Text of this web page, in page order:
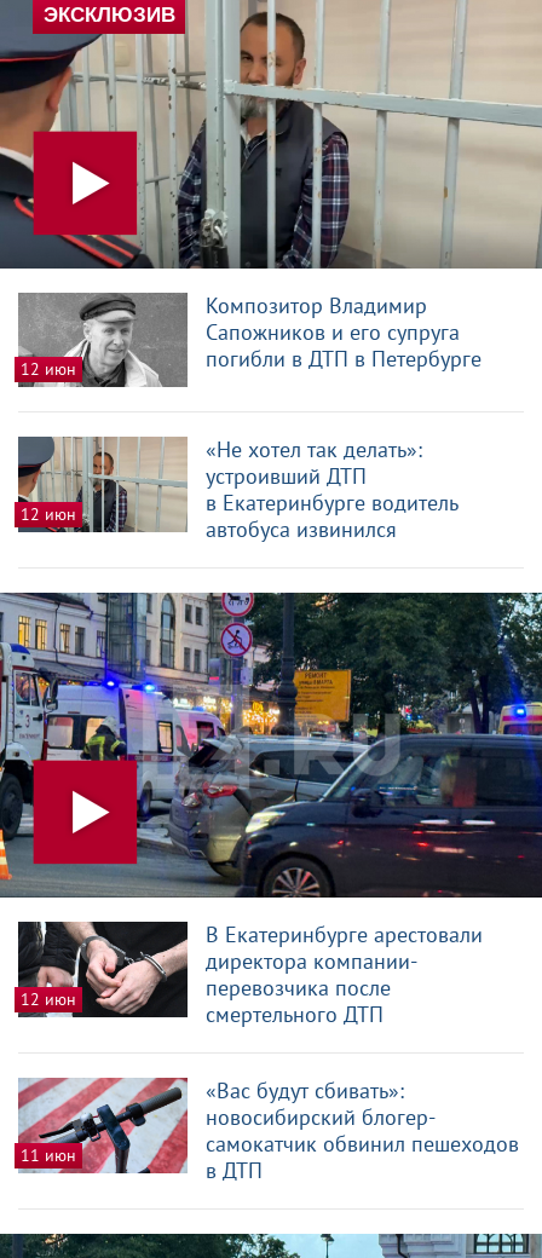
12 июн
Композитор Владимир
Сапожников и его супруга
погибли в ДТП в Петербурге
12 июн
«Не хотел так делать»:
устроивший ДТП
в Екатеринбурге водитель
автобуса извинился
12 июн
В Екатеринбурге арестовали
директора компании-
перевозчика после
смертельного ДТП
11 июн
«Вас будут сбивать»:
новосибирский блогер-
самокатчик обвинил пешеходов
в ДТП